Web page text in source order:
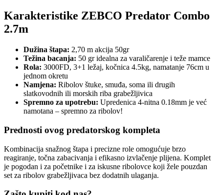
Karakteristike ZEBCO Predator Combo
2.7m
Dužina štapa: 2,70 m akcija 50gr
Težina bacanja: 50 gr idealna za varaličarenje i teže mamce
Rola: 3000FD, 3+1 ležaj, kočnica 4.5kg, namatanje 76cm u
jednom okretu
Namjena: Ribolov štuke, smuđa, soma ili drugih
slatkovodnih ili morskih riba grabežljivica
Spremno za upotrebu: Upredenica 4-nitna 0.18mm je već
namotana – spremno za ribolov!
Prednosti ovog predatorskog kompleta
Kombinacija snažnog štapa i precizne role omogućuje brzo
reagiranje, točna zabacivanja i efikasno izvlačenje plijena. Komplet
je pogodan i za početnike i za iskusne ribolovce koji žele pouzdan
set za ribolov grabežljivaca bez dodatnih ulaganja.